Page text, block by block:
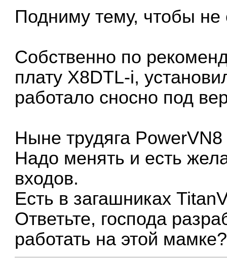
Подниму тему, чтобы не
Собственно по
плату X8DTL-i,
работало сносно под
Ныне трудяга
Надо менять и есть
входов.
Есть в загашниках
Ответьте, господа
работать на этой мамке?